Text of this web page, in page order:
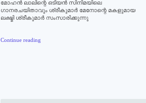
മോഹന്‍ ലാലിന്റെ ഒടിയന്‍ സിനിമയിലെ
ഗാനരചയിതാവും ശ്രീകുമാര്‍ മേനോന്റെ മകളുമായ
ലക്ഷ്മി ശ്രീകുമാര്‍ സംസാരിക്കുന്നു
Continue reading